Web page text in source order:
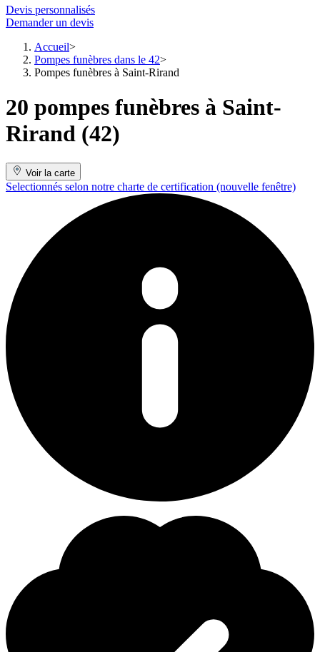
Devis personnalisés
Demander un devis
Accueil
Pompes funèbres dans le 42
Pompes funèbres à Saint-Rirand
20 pompes funèbres à Saint-
Rirand (42)
Voir la carte
Selectionnés selon notre charte de certification (nouvelle fenêtre)